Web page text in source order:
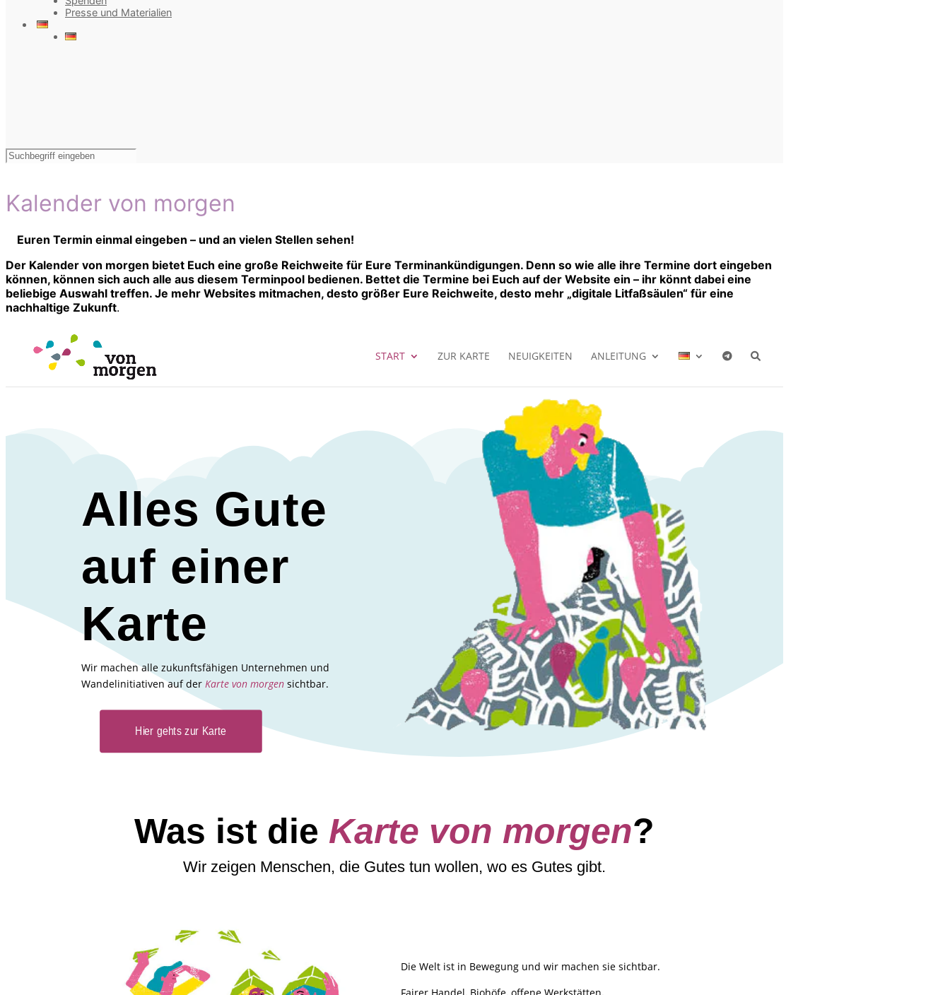
Presse und Materialien
Kalender von morgen
Euren Termin einmal eingeben – und an vielen Stellen sehen!
Der Kalender von morgen bietet Euch eine große Reichweite für Eure Terminankündigungen. Denn so wie alle ihre Termine dort eingeben
können, können sich auch alle aus diesem Terminpool bedienen. Bettet die Termine bei Euch auf der Website ein – ihr könnt dabei eine
beliebige Auswahl treffen. Je mehr Websites mitmachen, desto größer Eure Reichweite, desto mehr „digitale Litfaßsäulen“ für eine
nachhaltige Zukunft.